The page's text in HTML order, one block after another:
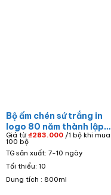
Bộ ấm chén sứ trắng in
logo 80 năm thành lập
Quân Đội cảnh bộ đội
dáng thần đèn AC-16
Giá từ ₫283.000/1 bộ khi
100 bộ
TG sản xuất: 7-10 ngày
Tối thiểu: 10
Dung tích : 800ml